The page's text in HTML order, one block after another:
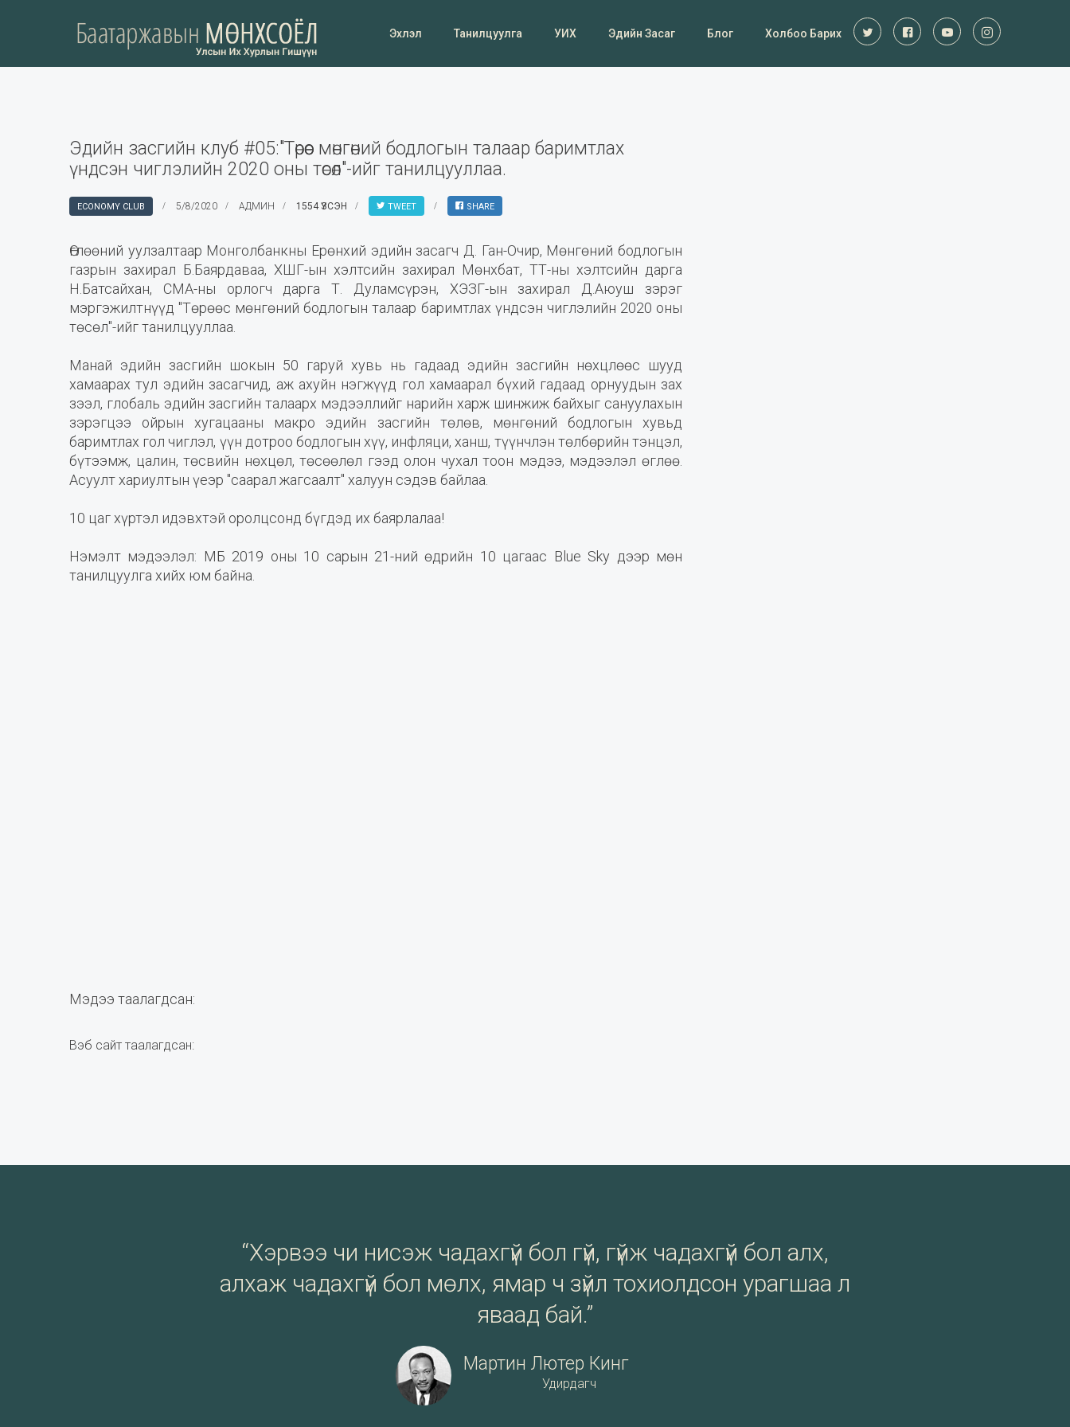
Эхлэл Танилцуулга УИХ Эдийн Засаг Блог Холбоо Барих
Эдийн засгийн клуб #05:"Төрөөс мөнгөний бодлогын талаар баримтлах
үндсэн чиглэлийн 2020 оны төсөл"-ийг танилцууллаа.
ECONOMY CLUB 5/8/2020 АДМИН 1554 ҮЗСЭН TWEET SHARE
Өглөөний уулзалтаар Монголбанкны Ерөнхий эдийн засагч Д. Ган-Очир, Мөнгөний бодлогын
газрын захирал Б.Баярдаваа, ХШГ-ын хэлтсийн захирал Мөнхбат, ТТ-ны хэлтсийн дарга
Н.Батсайхан, СМА-ны орлогч дарга Т. Дуламсүрэн, ХЭЗГ-ын захирал Д.Аюуш зэрэг
мэргэжилтнүүд "Төрөөс мөнгөний бодлогын талаар баримтлах үндсэн чиглэлийн 2020 оны
төсөл"-ийг танилцууллаа.
Манай эдийн засгийн шокын 50 гаруй хувь нь гадаад эдийн засгийн нөхцлөөс шууд
хамаарах тул эдийн засагчид, аж ахуйн нэгжүүд гол хамаарал бүхий гадаад орнуудын зах
зээл, глобаль эдийн засгийн талаарх мэдээллийг нарийн харж шинжиж байхыг сануулахын
зэрэгцээ ойрын хугацааны макро эдийн засгийн төлөв, мөнгөний бодлогын хувьд
баримтлах гол чиглэл, үүн дотроо бодлогын хүү, инфляци, ханш, түүнчлэн төлбөрийн тэнцэл,
бүтээмж, цалин, төсвийн нөхцөл, төсөөлөл гээд олон чухал тоон мэдээ, мэдээлэл өглөө.
Асуулт хариултын үеэр "саарал жагсаалт" халуун сэдэв байлаа.
10 цаг хүртэл идэвхтэй оролцсонд бүгдэд их баярлалаа!
Нэмэлт мэдээлэл: МБ 2019 оны 10 сарын 21-ний өдрийн 10 цагаас Blue Sky дээр мөн
танилцуулга хийх юм байна.
Мэдээ таалагдсан:
Вэб сайт таалагдсан:
“Хэрвээ чи нисэж чадахгүй бол гүй, гүйж чадахгүй бол алх,
алхаж чадахгүй бол мөлх, ямар ч зүйл тохиолдсон урагшаа л
яваад бай.”
Мартин Лютер Кинг
Удирдагч